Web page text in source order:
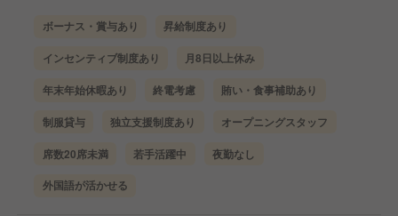
ボーナス・賞与あり 昇給制度あり
インセンティブ制度あり 月8日以上休み
年末年始休暇あり 終電考慮 賄い・食事補助あり
制服貸与 独立支援制度あり オープニングスタッフ
席数20席未満 若手活躍中 夜勤なし
外国語が活かせる